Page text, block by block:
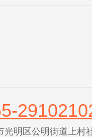
光明区公明街道上村